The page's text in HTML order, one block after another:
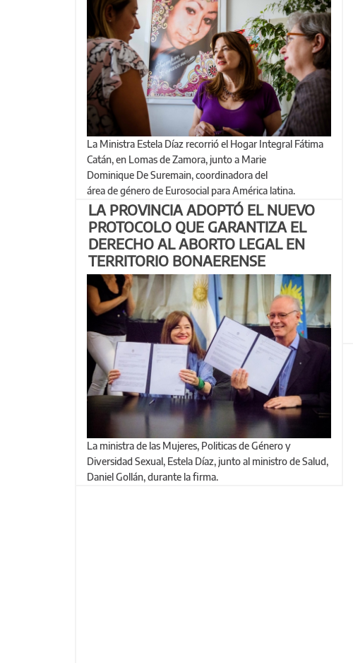
La Ministra Estela Díaz recorrió el Hogar Integral Fátima
Catán, en Lomas de Zamora, junto a Marie
Dominique De Suremain, coordinadora del
área de género de Eurosocial para América latina.
LA PROVINCIA ADOPTÓ EL NUEVO
PROTOCOLO QUE GARANTIZA EL
DERECHO AL ABORTO LEGAL EN
TERRITORIO BONAERENSE
La ministra de las Mujeres, Politicas de Género y
Diversidad Sexual, Estela Díaz, junto al ministro de Salud,
Daniel Gollán, durante la firma.